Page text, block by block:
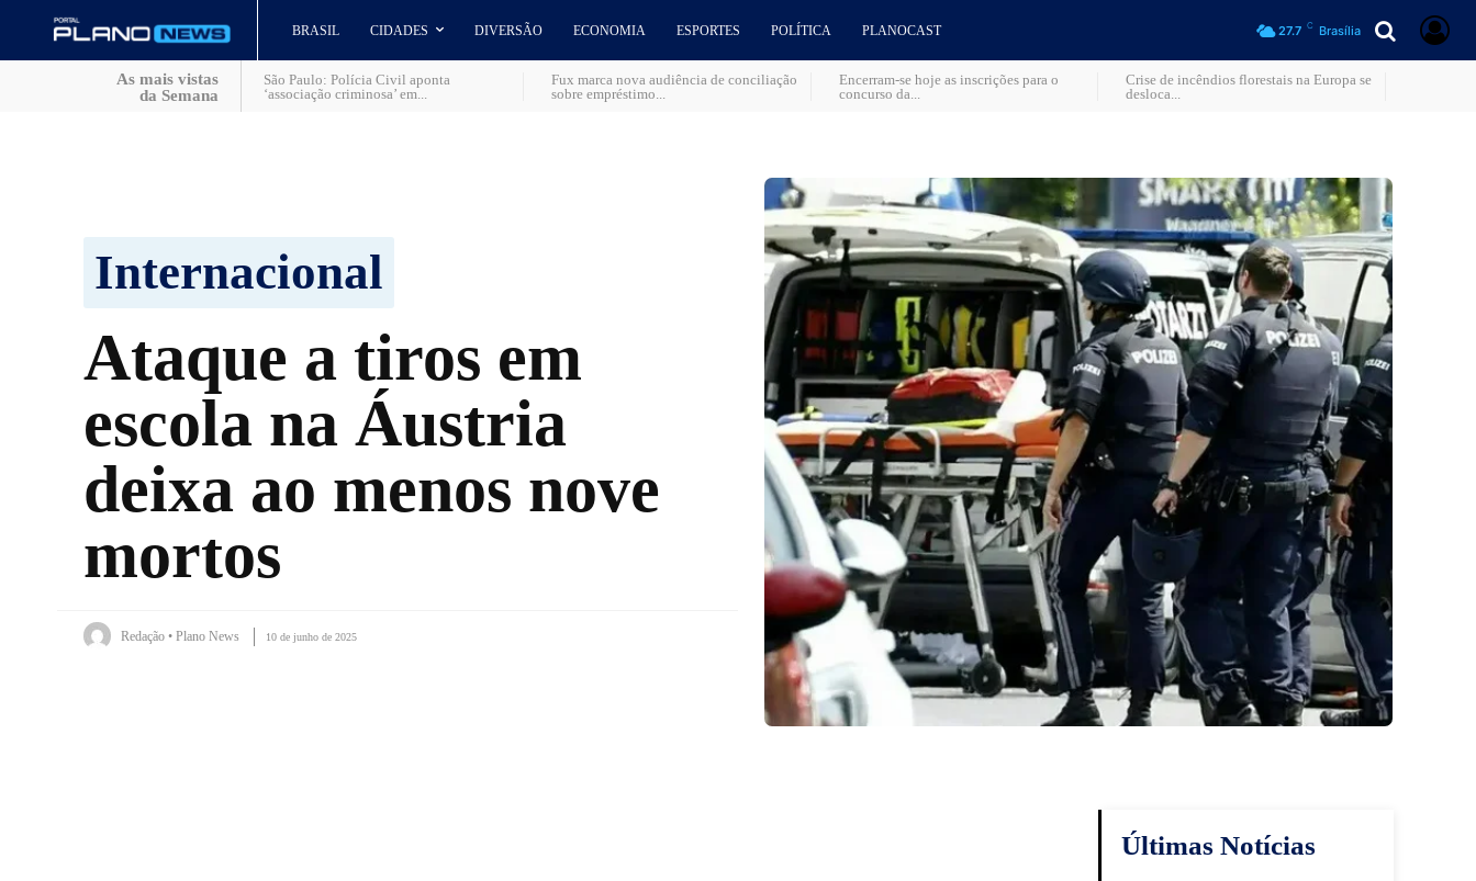
BRASIL CIDADES DIVERSÃO ECONOMIA ESPORTES POLÍTICA PLANOCAST 27.7 C Brasília
As mais vistas
da Semana
São Paulo: Polícia Civil aponta
‘associação criminosa’ em...
Fux marca nova audiência de conciliação
sobre empréstimo...
Encerram-se hoje as inscrições para o
concurso da...
Crise de incêndios florestais na Europa se
desloca...
Internacional
Ataque a tiros em
escola na Áustria
deixa ao menos nove
mortos
Redação • Plano News 10 de junho de 2025
Últimas Notícias